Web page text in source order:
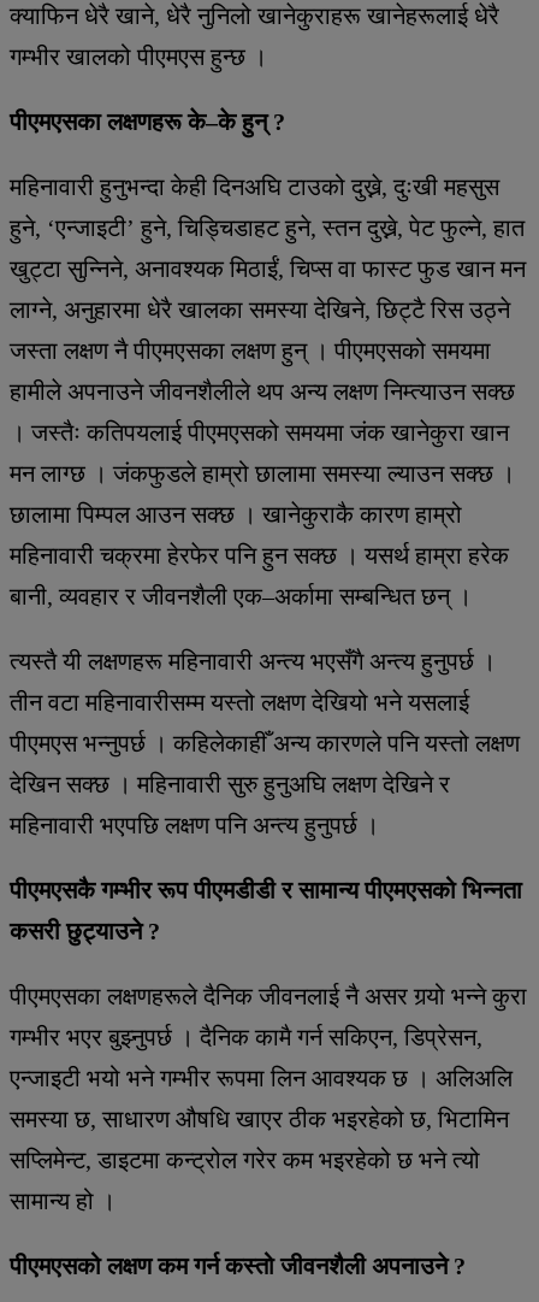
क्याफिन धेरै खाने, धेरै नुनिलो खानेकुराहरू खानेहरूलाई धेरै
गम्भीर खालको पीएमएस हुन्छ ।
पीएमएसका लक्षणहरू के–के हुन् ?
महिनावारी हुनुभन्दा केही दिनअघि टाउको दुख्ने, दुःखी महसुस
हुने, ‘एन्जाइटी’ हुने, चिड्चिडाहट हुने, स्तन दुख्ने, पेट फुल्ने, हात
खुट्टा सुन्निने, अनावश्यक मिठाईं, चिप्स वा फास्ट फुड खान मन
लाग्ने, अनुहारमा धेरै खालका समस्या देखिने, छिट्टै रिस उठ्ने
जस्ता लक्षण नै पीएमएसका लक्षण हुन् । पीएमएसको समयमा
हामीले अपनाउने जीवनशैलीले थप अन्य लक्षण निम्त्याउन सक्छ
। जस्तैः कतिपयलाई पीएमएसको समयमा जंक खानेकुरा खान
मन लाग्छ । जंकफुडले हाम्रो छालामा समस्या ल्याउन सक्छ ।
छालामा पिम्पल आउन सक्छ । खानेकुराकै कारण हाम्रो
महिनावारी चक्रमा हेरफेर पनि हुन सक्छ । यसर्थ हाम्रा हरेक
बानी, व्यवहार र जीवनशैली एक–अर्कामा सम्बन्धित छन् ।
त्यस्तै यी लक्षणहरू महिनावारी अन्त्य भएसँगै अन्त्य हुनुपर्छ ।
तीन वटा महिनावारीसम्म यस्तो लक्षण देखियो भने यसलाई
पीएमएस भन्नुपर्छ । कहिलेकाहीँ अन्य कारणले पनि यस्तो लक्षण
देखिन सक्छ । महिनावारी सुरु हुनुअघि लक्षण देखिने र
महिनावारी भएपछि लक्षण पनि अन्त्य हुनुपर्छ ।
पीएमएसकै गम्भीर रूप पीएमडीडी र सामान्य पीएमएसको भिन्नता
कसरी छुट्याउने ?
पीएमएसका लक्षणहरूले दैनिक जीवनलाई नै असर गर्‍यो भन्ने कुरा
गम्भीर भएर बुझ्नुपर्छ । दैनिक कामै गर्न सकिएन, डिप्रेसन,
एन्जाइटी भयो भने गम्भीर रूपमा लिन आवश्यक छ । अलिअलि
समस्या छ, साधारण औषधि खाएर ठीक भइरहेको छ, भिटामिन
सप्लिमेन्ट, डाइटमा कन्ट्रोल गरेर कम भइरहेको छ भने त्यो
सामान्य हो ।
पीएमएसको लक्षण कम गर्न कस्तो जीवनशैली अपनाउने ?